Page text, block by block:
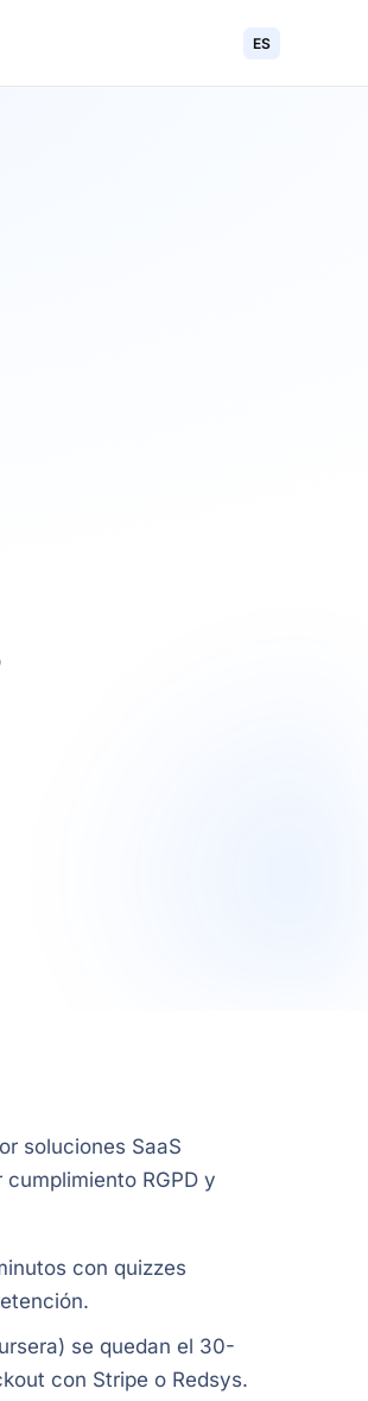
ES
soluciones SaaS
RGPD y
con quizzes
se quedan el 30-
con Stripe o Redsys.